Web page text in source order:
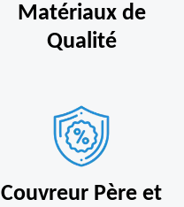
Matériaux de
Qualité
Couvreur Père et